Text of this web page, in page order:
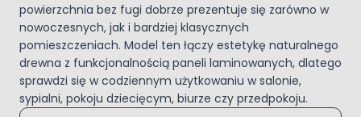
powierzchnia bez fugi dobrze prezentuje się zarówno w
nowoczesnych, jak i bardziej klasycznych
pomieszczeniach. Model ten łączy estetykę naturalnego
drewna z funkcjonalnością paneli laminowanych, dlatego
sprawdzi się w codziennym użytkowaniu w salonie,
sypialni, pokoju dziecięcym, biurze czy przedpokoju.